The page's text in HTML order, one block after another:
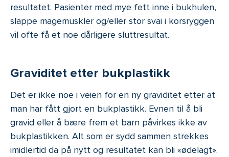
resultatet. Pasienter med mye fett inne i bukhulen,
slappe magemuskler og/eller stor svai i korsryggen
vil ofte få et noe dårligere sluttresultat.
Graviditet etter bukplastikk
Det er ikke noe i veien for en ny graviditet etter at
man har fått gjort en bukplastikk. Evnen til å bli
gravid eller å bære frem et barn påvirkes ikke av
bukplastikken. Alt som er sydd sammen strekkes
imidlertid da på nytt og resultatet kan bli «ødelagt».